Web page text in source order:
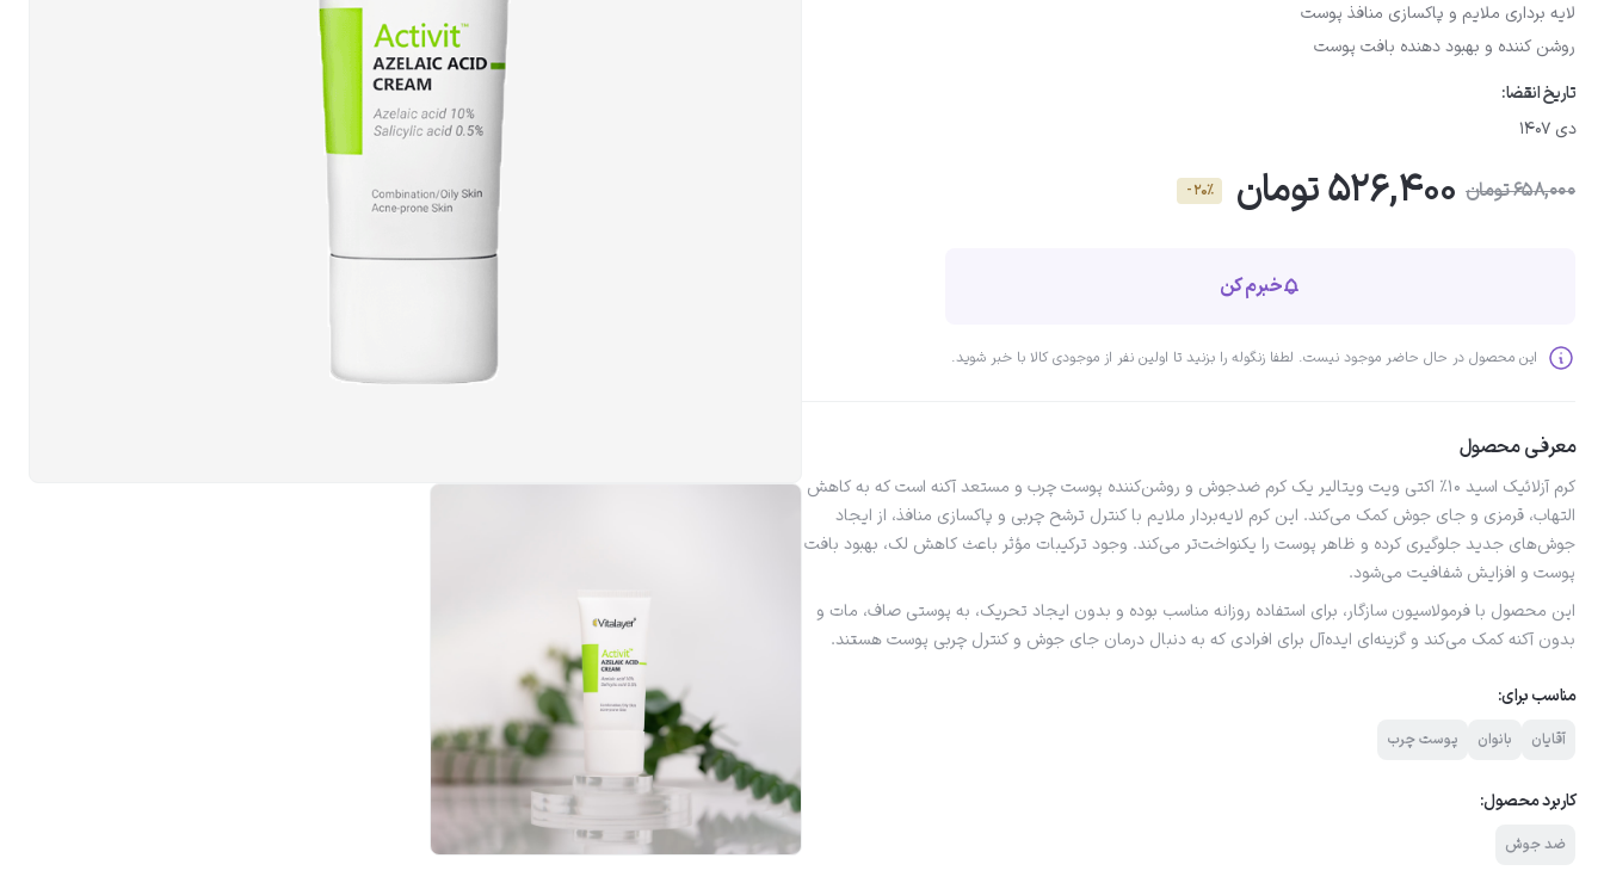
لایه برداری ملایم و پاکسازی منافذ پوست
روشن کننده و بهبود دهنده بافت پوست
تاریخ انقضا:
دی 1407
658,000 تومان 526,400 تومان - 20٪
خبرم کن
این محصول در حال حاضر موجود نیست. لطفا زنگوله را بزنید تا اولین نفر از موجودی کالا با خبر شوید.
معرفی محصول
کرم آزلائیک اسید ۱۰٪ اکتی ویت ویتالیر یک کرم ضدجوش و روشن‌کننده پوست چرب و مستعد آکنه است که به کاهش
التهاب، قرمزی و جای جوش کمک می‌کند. این کرم لایه‌بردار ملایم با کنترل ترشح چربی و پاکسازی منافذ، از ایجاد
جوش‌های جدید جلوگیری کرده و ظاهر پوست را یکنواخت‌تر می‌کند. وجود ترکیبات مؤثر باعث کاهش لک، بهبود بافت
پوست و افزایش شفافیت می‌شود.
این محصول با فرمولاسیون سازگار، برای استفاده روزانه مناسب بوده و بدون ایجاد تحریک، به پوستی صاف، مات و
بدون آکنه کمک می‌کند و گزینه‌ای ایده‌آل برای افرادی که به دنبال درمان جای جوش و کنترل چربی پوست هستند.
مناسب برای:
آقایان بانوان پوست چرب
کاربرد محصول:
ضد جوش